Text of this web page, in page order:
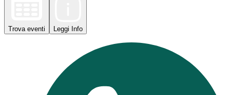
Trova eventi Leggi Info